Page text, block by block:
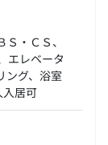
・ＣＳ、
エレベータ
ング、浴室
居可